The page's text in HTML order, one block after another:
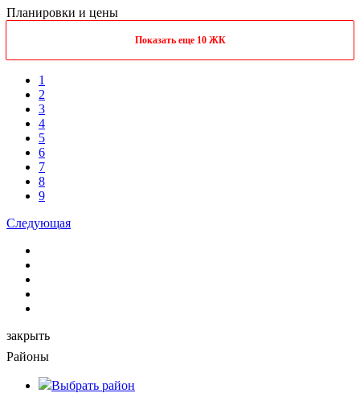
Планировки и цены
Показать еще 10 ЖК
1
2
3
4
5
6
7
8
9
Следующая
закрыть
Районы
Выбрать район